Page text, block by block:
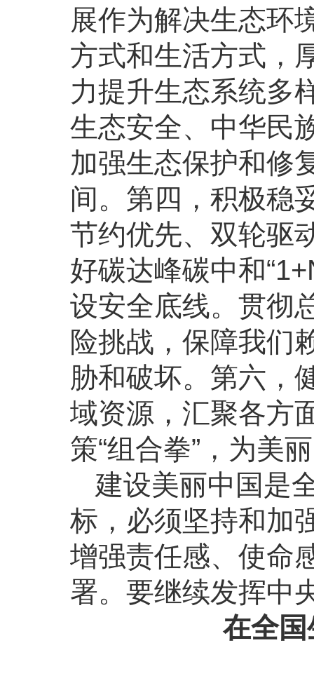
展作为解决生态环
方式和生活方式，
力提升生态系统多
生态安全、中华民
加强生态保护和修
间。第四，积极稳
节约优先、双轮驱
好碳达峰碳中和
设安全底线。贯彻
险挑战，保障我们
胁和破坏。第六，
域资源，汇聚各方
策“组合拳”，为美
建设美丽中国是
标，必须坚持和加
增强责任感、使命
署。要继续发挥中
在全